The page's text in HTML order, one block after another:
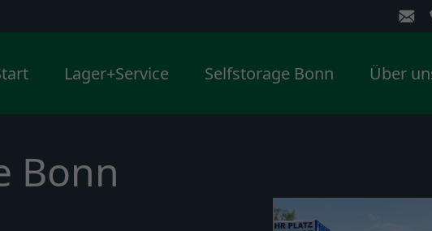
Lager+Service Selfstorage Bonn Über
Bonn